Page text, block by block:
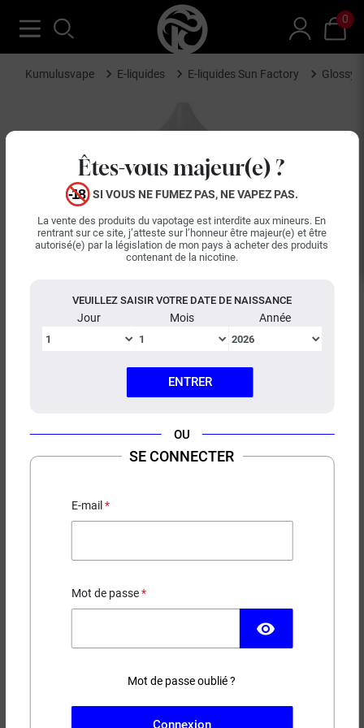
Êtes-vous majeur(e) ?
SI VOUS NE FUMEZ PAS, NE VAPEZ PAS.
La vente des produits du vapotage est interdite aux mineurs. En
rentrant sur ce site, j’atteste sur l’honneur être majeur(e) et être
autorisé(e) par la législation de mon pays à acheter des produits
contenant de la nicotine.
VEUILLEZ SAISIR VOTRE DATE DE NAISSANCE
Jour Mois Année
ENTRER
OU
SE CONNECTER
E-mail
Mot de passe
visibility
Mot de passe oublié ?
Connexion
0
Kumulusvape E-liquides E-liquides Sun Factory Glossy
(1 avis)
19,50 €
EN STOCK
Contenance Taux de nicotine